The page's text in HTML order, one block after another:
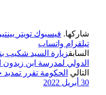
شاركها. فيسبوك تويتر
تيلقرام واتساب
السابقزيارة السيد شكيب
الدولي لمدرسة ابن زيدون
التالي الحكومة تقرر
30 أبريل 2022